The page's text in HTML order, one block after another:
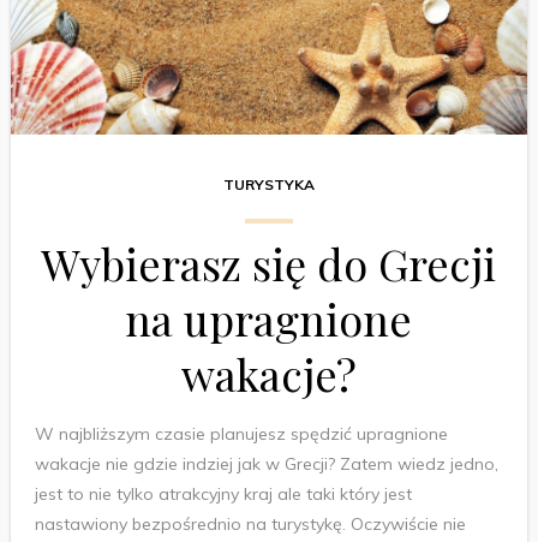
TURYSTYKA
Wybierasz się do Grecji
na upragnione
wakacje?
W najbliższym czasie planujesz spędzić upragnione
wakacje nie gdzie indziej jak w Grecji? Zatem wiedz jedno,
jest to nie tylko atrakcyjny kraj ale taki który jest
nastawiony bezpośrednio na turystykę. Oczywiście nie